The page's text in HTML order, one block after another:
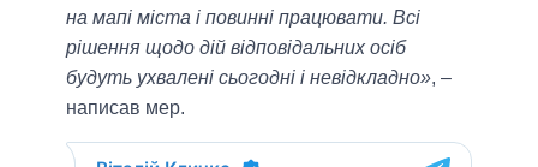
на мапі міста і повинні працювати. Всі
рішення щодо дій відповідальних осіб
будуть ухвалені сьогодні і невідкладно», –
написав мер.